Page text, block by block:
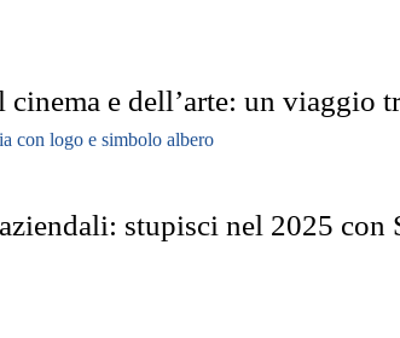
e dell’arte: un viaggio
stupisci nel 2025 con